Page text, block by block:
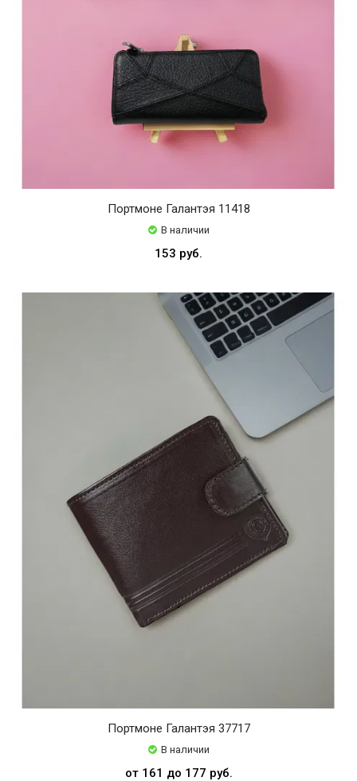
Портмоне Галантэя 11418
В наличии
153 руб.
Портмоне Галантэя 37717
В наличии
от 161 до 177 руб.